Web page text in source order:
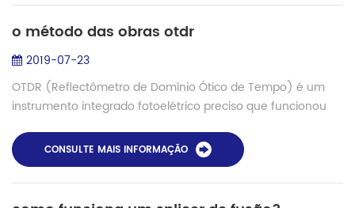
o método das obras otdr
2019-07-23
OTDR (Reflectômetro de Domínio Ótico de Tempo) é um
instrumento integrado fotoelétrico preciso que funcionou
pela reflexão de Fresnel quando a lu...
CONSULTE MAIS INFORMAÇÃO